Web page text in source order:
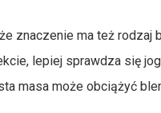
znaczenie ma też rodzaj
lepiej sprawdza się
masa może obciążyć